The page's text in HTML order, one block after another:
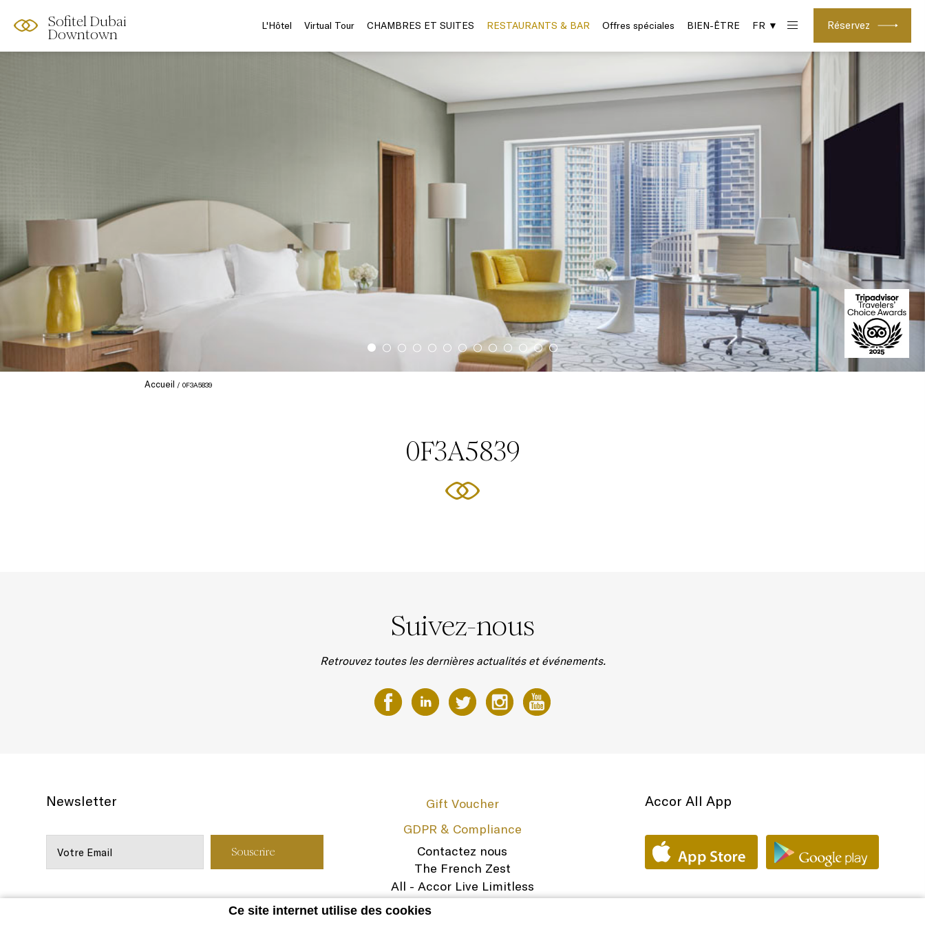
Ce site internet utilise des cookies
Sofitel Dubai
Downtown
Réservez
L'Hôtel Virtual Tour CHAMBRES ET SUITES RESTAURANTS & BAR Offres spéciales BIEN-ÊTRE FR ▼
Accueil 0F3A5839
0F3A5839
Suivez-nous
Retrouvez toutes les dernières actualités et événements.
Newsletter
Gift Voucher
GDPR & Compliance
Contactez nous
The French Zest
All - Accor Live Limitless
Legal Notice
Accor All App